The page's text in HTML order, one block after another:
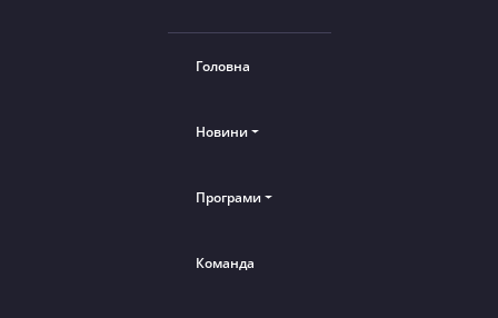
Головна
Новини
Програми
Команда